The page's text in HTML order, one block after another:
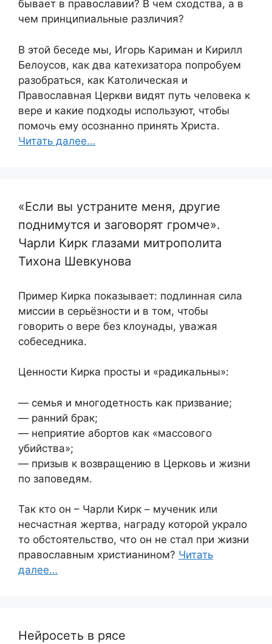
бывает в православии? В чем сходства, а в
чем принципиальные различия?
В этой беседе мы, Игорь Кариман и Кирилл
Белоусов, как два катехизатора попробуем
разобраться, как Католическая и
Православная Церкви видят путь человека к
вере и какие подходы используют, чтобы
помочь ему осознанно принять Христа.
Читать далее…
«Если вы устраните меня, другие
поднимутся и заговорят громче».
Чарли Кирк глазами митрополита
Тихона Шевкунова
Пример Кирка показывает: подлинная сила
миссии в серьёзности и в том, чтобы
говорить о вере без клоунады, уважая
собеседника.
Ценности Кирка просты и «радикальны»:
— семья и многодетность как призвание;
— ранний брак;
— неприятие абортов как «массового
убийства»;
— призыв к возвращению в Церковь и жизни
по заповедям.
Так кто он – Чарли Кирк – мученик или
несчастная жертва, награду которой украло
то обстоятельство, что он не стал при жизни
православным христианином? Читать
далее…
Нейросеть в рясе